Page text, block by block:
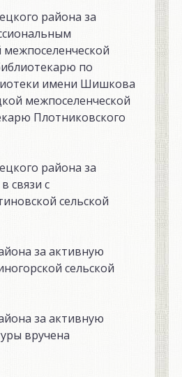
района за
по
имени Шишкова
межпоселенческой
Плотниковского
района за
связи с
сельской
за активную
сельской
за активную
вручена